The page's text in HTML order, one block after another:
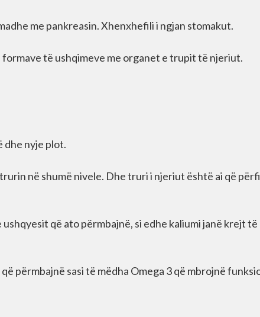
me pankreasin. Xhenxhefili i ngjan stomakut.
të ushqimeve me organet e trupit të njeriut.
dhe nyje plot.
në shumë nivele. Dhe truri i njeriut është ai që
që ato përmbajnë, si edhe kaliumi janë krejt të
përmbajnë sasi të mëdha Omega 3 që mbrojnë